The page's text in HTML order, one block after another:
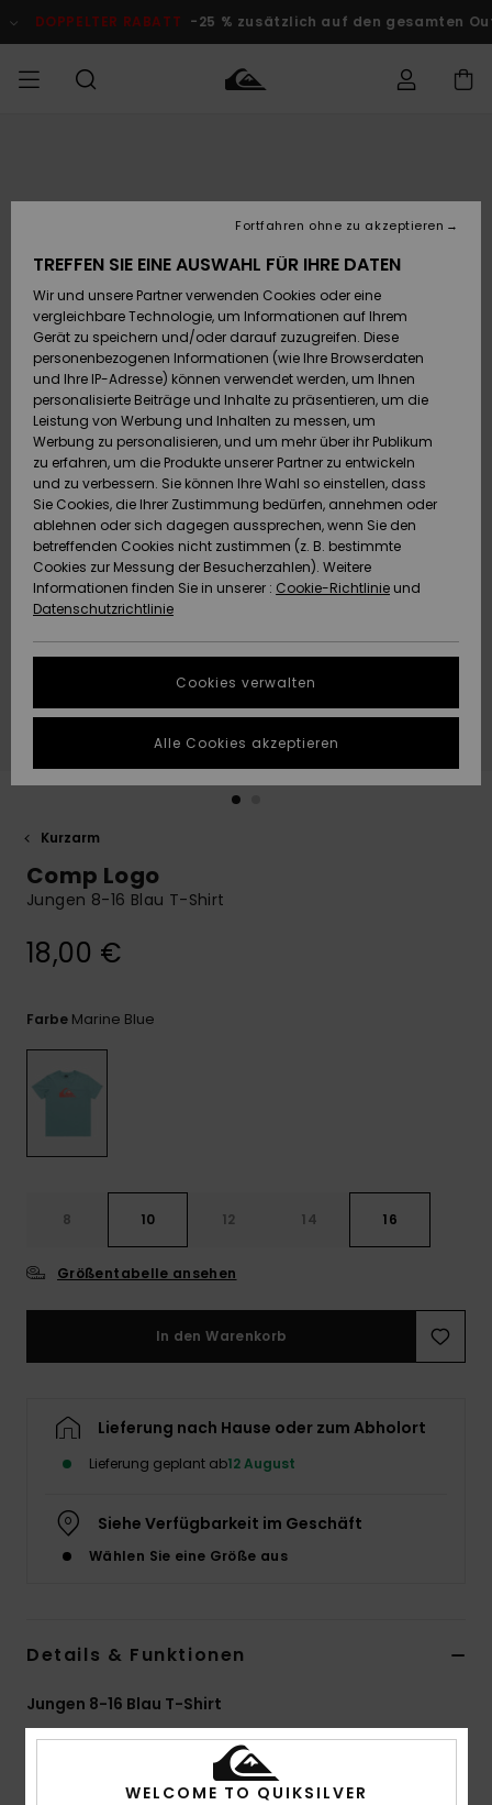
Produktinformation
DOPPELTER RABATT -25 % zusätzlich auf den gesamten
Accessoires
Schuhe&
Flip-Flops
Surf
Snow
Brandneu
Highlights
Accessoires
Schuhe&
Flip-Flops
Surf
Snow
Brandneu
Highlights
FRAUEN
Brandneu
Highlights
Snow
SURF
Kinder
Highlights
Community
SNOW
Snow Shop
Kinder
Snow Shop
Damen
Highlights
Community
DOPPELTER
RABATT
KINDER
Outlet
Frauen
HILFE & KONTAKT
Retouren
Bezahlung
Geschenkkarte
Quiksilver
Freedom
Datenschutz
Starten Sie eine
um die
schnellste
Antwort auf Ihre
erhalten.
Finden Sie
NACHHALTIGKEIT
SHOPS
QUIKSILVER APP
WUNSCHLISTE
Kurzarm
Comp Logo
Jungen 8-16 Blau T-Shirt
18,00 €
Farbe Marine Blue
8 10 12 14 16
Größentabelle ansehen
In den Warenkorb
Lieferung nach Hause oder zum Abholort
Lieferung geplant ab12 August
Siehe Verfügbarkeit im Geschäft
Wählen Sie eine Größe aus
Details & Funktionen
Jungen 8-16 Blau T-Shirt
StyleEQBZT04711 Farbcodebha0
WELCOME TO QUIKSILVER
TREFFEN SIE EINE AUSWAHL FÜR IHRE DATEN
Wir und unsere Partner verwenden Cookies oder eine
vergleichbare Technologie, um Informationen auf Ihrem
Gerät zu speichern und/oder darauf zuzugreifen. Diese
personenbezogenen Informationen (wie Ihre Browserdaten
und Ihre IP-Adresse) können verwendet werden, um Ihnen
personalisierte Beiträge und Inhalte zu präsentieren, um die
Leistung von Werbung und Inhalten zu messen, um
Werbung zu personalisieren, und um mehr über ihr Publikum
zu erfahren, um die Produkte unserer Partner zu entwickeln
und zu verbessern. Sie können Ihre Wahl so einstellen, dass
Sie Cookies, die Ihrer Zustimmung bedürfen, annehmen oder
ablehnen oder sich dagegen aussprechen, wenn Sie den
betreffenden Cookies nicht zustimmen (z. B. bestimmte
Cookies zur Messung der Besucherzahlen). Weitere
Informationen finden Sie in unserer : Cookie-Richtlinie und
Datenschutzrichtlinie
Cookies verwalten
Fortfahren ohne zu akzeptieren
Alle Cookies akzeptieren